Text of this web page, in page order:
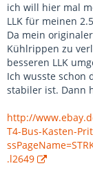
ich will hier mal
LLK für meinen
Da mein
Kühlrippen zu
besseren LLK
Ich wusste schon
stabiler ist. Dann
http://
T4-Bus-Kasten-
.l2649